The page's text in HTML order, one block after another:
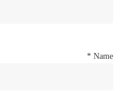
Name
*